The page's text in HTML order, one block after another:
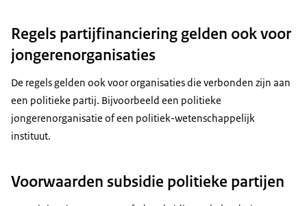
Regels partijfinanciering gelden ook voor
jongerenorganisaties
De regels gelden ook voor organisaties die verbonden zijn aan
een politieke partij. Bijvoorbeeld een politieke
jongerenorganisatie of een politiek-wetenschappelijk
instituut.
Voorwaarden subsidie politieke partijen